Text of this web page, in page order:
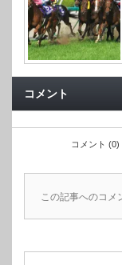
コメント
コメント (0)
この記事へのコメ